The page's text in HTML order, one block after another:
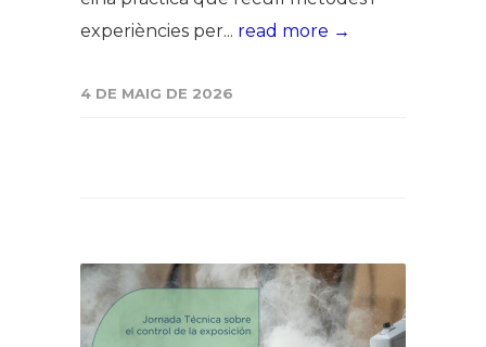
experiències per... read more →
4 DE MAIG DE 2026